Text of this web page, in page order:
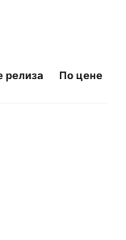
релиза По цене